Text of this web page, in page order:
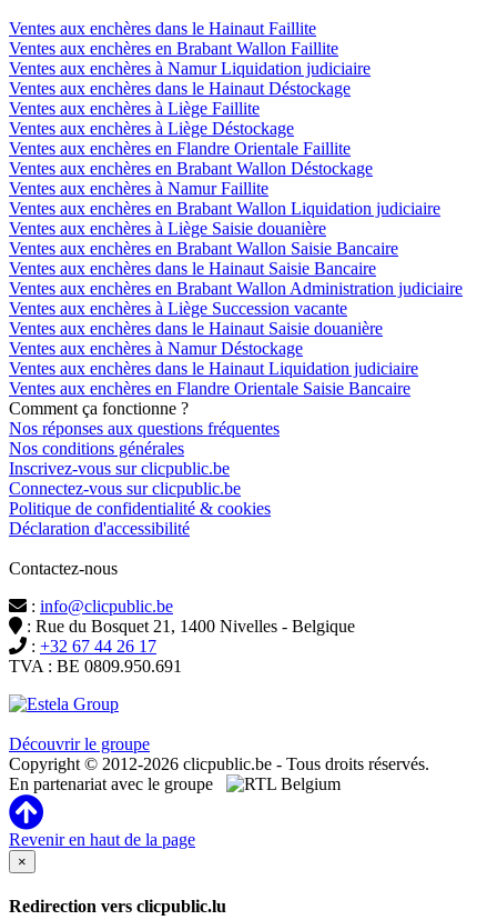
Ventes aux enchères dans le Hainaut Faillite
Ventes aux enchères en Brabant Wallon Faillite
Ventes aux enchères à Namur Liquidation judiciaire
Ventes aux enchères dans le Hainaut Déstockage
Ventes aux enchères à Liège Faillite
Ventes aux enchères à Liège Déstockage
Ventes aux enchères en Flandre Orientale Faillite
Ventes aux enchères en Brabant Wallon Déstockage
Ventes aux enchères à Namur Faillite
Ventes aux enchères en Brabant Wallon Liquidation judiciaire
Ventes aux enchères à Liège Saisie douanière
Ventes aux enchères en Brabant Wallon Saisie Bancaire
Ventes aux enchères dans le Hainaut Saisie Bancaire
Ventes aux enchères en Brabant Wallon Administration judiciaire
Ventes aux enchères à Liège Succession vacante
Ventes aux enchères dans le Hainaut Saisie douanière
Ventes aux enchères à Namur Déstockage
Ventes aux enchères dans le Hainaut Liquidation judiciaire
Ventes aux enchères en Flandre Orientale Saisie Bancaire
Comment ça fonctionne ?
Nos réponses aux questions fréquentes
Nos conditions générales
Inscrivez-vous sur clicpublic.be
Connectez-vous sur clicpublic.be
Politique de confidentialité & cookies
Déclaration d'accessibilité
Contactez-nous
: info@clicpublic.be
: Rue du Bosquet 21, 1400 Nivelles - Belgique
: +32 67 44 26 17
TVA : BE 0809.950.691
Découvrir le groupe
Copyright © 2012-2026 clicpublic.be - Tous droits réservés.
En partenariat avec le groupe
Revenir en haut de la page
×
Redirection vers clicpublic.lu